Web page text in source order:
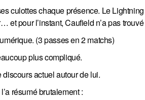
culottes chaque présence. Le
et pour l’instant, Caufield n’a pas
(3 passes en 2 matchs)
plus compliqué.
discours actuel autour de lui.
résumé brutalement :